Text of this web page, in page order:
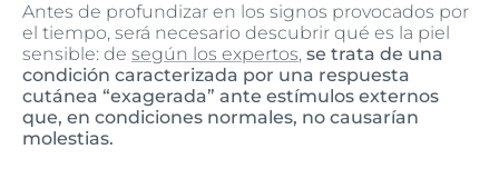
Antes de profundizar en los signos provocados por
el tiempo, será necesario descubrir qué es la piel
sensible: de según los expertos, se trata de una
condición caracterizada por una respuesta
cutánea “exagerada” ante estímulos externos
que, en condiciones normales, no causarían
molestias.